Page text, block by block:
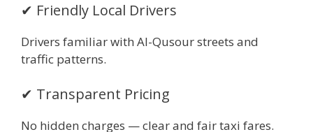
✔ Friendly Local Drivers
Drivers familiar with Al-Qusour streets and
traffic patterns.
✔ Transparent Pricing
No hidden charges — clear and fair taxi fares.